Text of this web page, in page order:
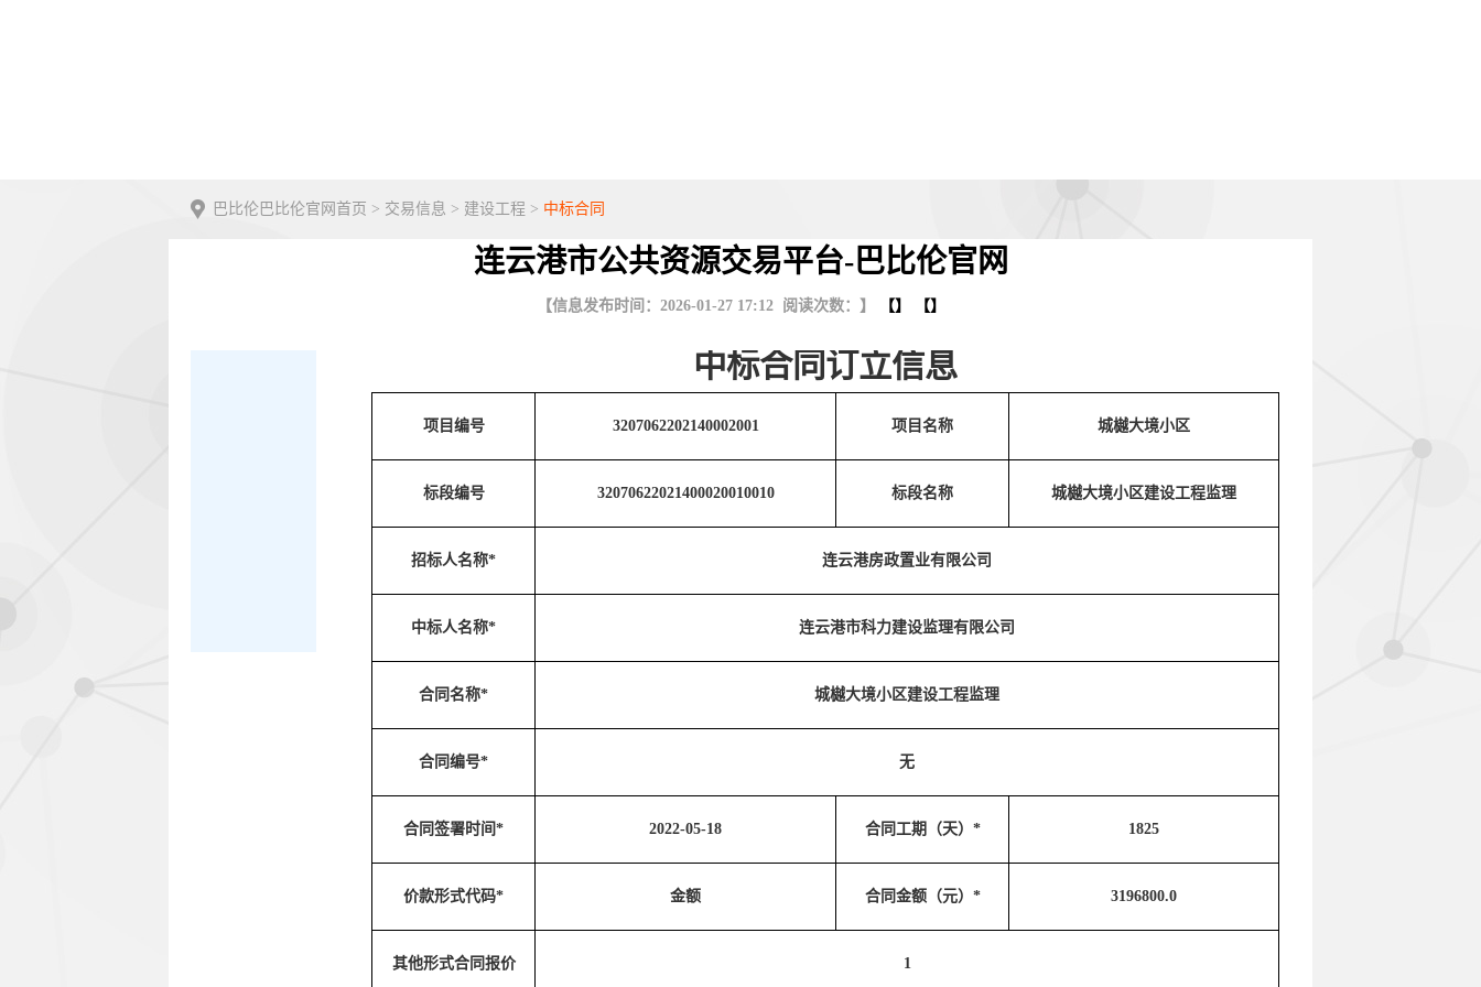
巴比伦巴比伦官网首页 > 交易信息 > 建设工程 > 中标合同
连云港市公共资源交易平台-巴比伦官网
【信息发布时间：2026-01-27 17:12 阅读次数：】 【】 【】
中标合同订立信息
项目编号 3207062202140002001 项目名称 城樾大境小区
标段编号 32070622021400020010010 标段名称 城樾大境小区建设工程监理
招标人名称* 连云港房政置业有限公司
中标人名称* 连云港市科力建设监理有限公司
合同名称* 城樾大境小区建设工程监理
合同编号* 无
合同签署时间* 2022-05-18 合同工期（天）* 1825
价款形式代码* 金额 合同金额（元）* 3196800.0
其他形式合同报价 1